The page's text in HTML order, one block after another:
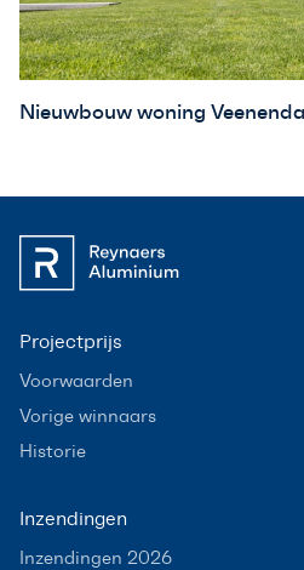
Nieuwbouw woning
Projectprijs
Voorwaarden
Vorige winnaars
Historie
Inzendingen
Inzendingen 2026